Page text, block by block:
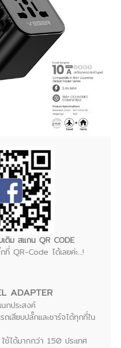
ติม สแกน QR CODE
ที่ QR-Code ได้เลยค่ะ...!
ADAPTER
นกประสงค์
เสียบปลั๊กและชาร์จได้ทุกที่ใน
ช้ได้มากกว่า 150 ประเทศ